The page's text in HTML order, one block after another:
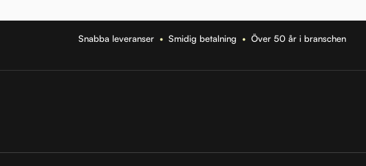
Snabba leveranser •Smidig betalning •Över 50 år i branschen